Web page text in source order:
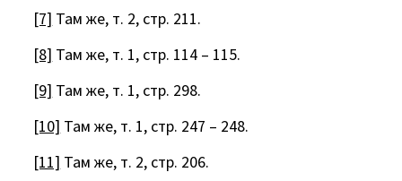
[7] Там же, т. 2, стр. 211.
[8] Там же, т. 1, стр. 114 – 115.
[9] Там же, т. 1, стр. 298.
[10] Там же, т. 1, стр. 247 – 248.
[11] Там же, т. 2, стр. 206.